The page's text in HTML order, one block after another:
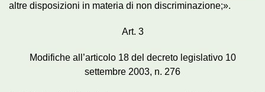
altre disposizioni in materia di non discriminazione;».
Art. 3
Modifiche all’articolo 18 del decreto legislativo 10
settembre 2003, n. 276